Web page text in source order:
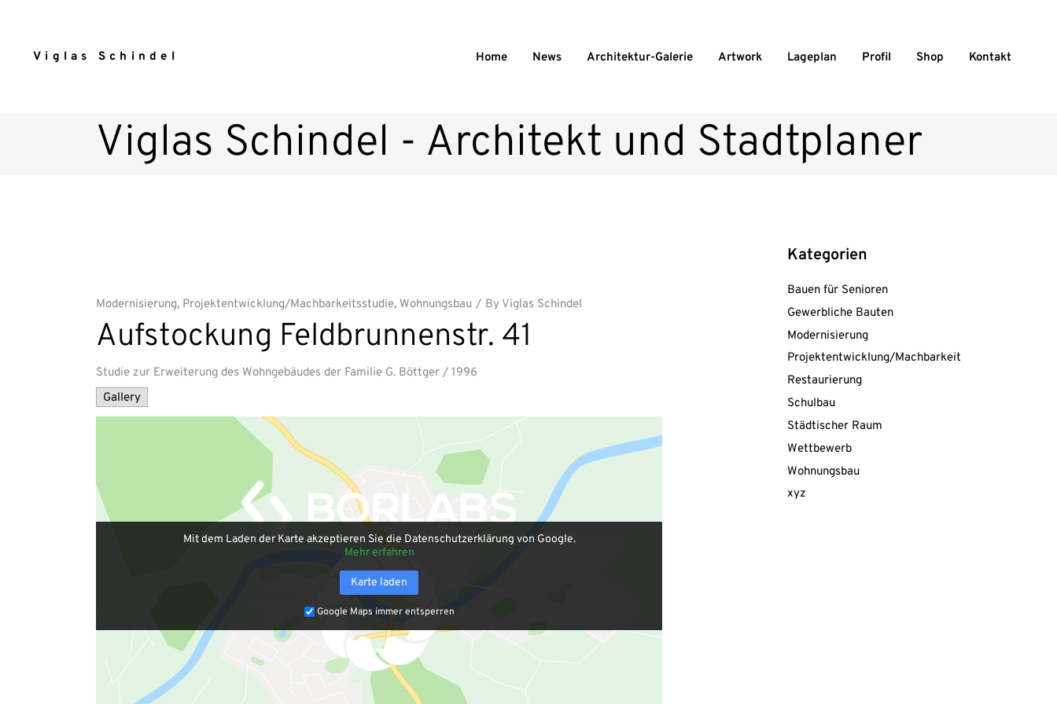
Viglas Schindel Home News Architektur-Galerie Artwork Lageplan Profil Shop Kontakt
Viglas Schindel - Architekt und Stadtplaner
Modernisierung, Projektentwicklung/Machbarkeitsstudie, Wohnungsbau By Viglas Schindel
Aufstockung Feldbrunnenstr. 41
Studie zur Erweiterung des Wohngebäudes der Familie G. Böttger / 1996
Gallery
Mit dem Laden der Karte akzeptieren Sie die Datenschutzerklärung von Google.
Mehr erfahren
Karte laden
Google Maps immer entsperren
Kategorien
Bauen für Senioren
Gewerbliche Bauten
Modernisierung
Projektentwicklung/Machbarkeitsstudie
Restaurierung
Schulbau
Städtischer Raum
Wettbewerb
Wohnungsbau
xyz